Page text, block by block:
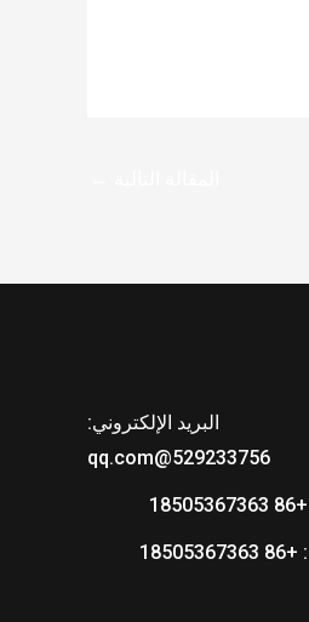
البريد الإلكتروني:
529233756@qq.com